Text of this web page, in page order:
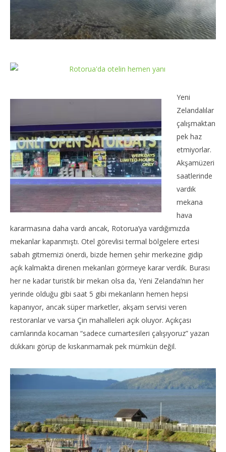
Yeni
Zelandalılar
çalışmaktan
pek haz
etmiyorlar.
Akşamüzeri
saatlerinde
vardık
mekana
hava
kararmasına daha vardı ancak, Rotorua’ya vardığımızda
mekanlar kapanmıştı. Otel görevlisi termal bölgelere ertesi
sabah gitmemizi önerdi, bizde hemen şehir merkezine gidip
açık kalmakta direnen mekanları görmeye karar verdik. Burası
her ne kadar turistik bir mekan olsa da, Yeni Zelanda’nın her
yerinde olduğu gibi saat 5 gibi mekanların hemen hepsi
kapanıyor, ancak süper marketler, akşam servisi veren
restoranlar ve varsa Çin mahalleleri açık oluyor. Açıkçası
camlarında kocaman “sadece cumartesileri çalışıyoruz” yazan
dükkanı görüp de kıskanmamak pek mümkün değil.